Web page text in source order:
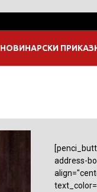
НОВИНАРСКИ
address-